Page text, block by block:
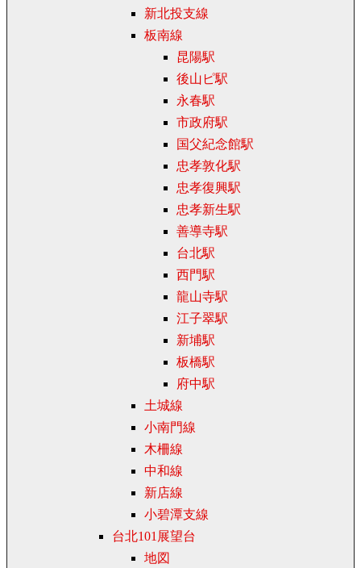
新北投支線
板南線
昆陽駅
後山ピ駅
永春駅
市政府駅
国父紀念館駅
忠孝敦化駅
忠孝復興駅
忠孝新生駅
善導寺駅
台北駅
西門駅
龍山寺駅
江子翠駅
新埔駅
板橋駅
府中駅
土城線
小南門線
木柵線
中和線
新店線
小碧潭支線
台北101展望台
地図